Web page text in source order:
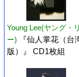
Young Lee(ヤング・リ
ー)
『仙人掌花（台
版）』 CD1枚組